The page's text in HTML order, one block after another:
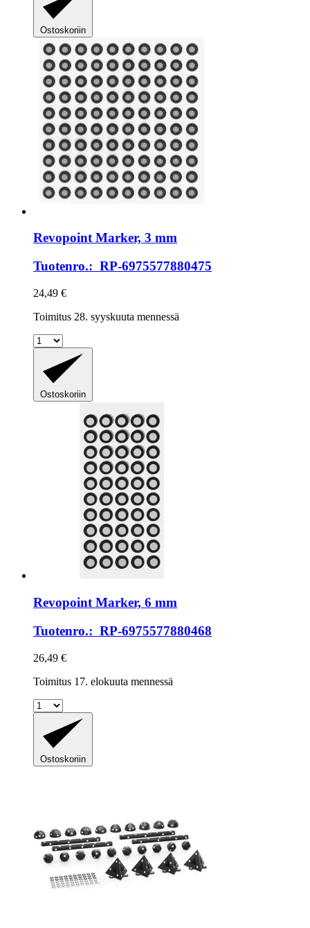
Ostoskoriin
RevopointMarker, 3 mm
Tuotenro.: RP-6975577880475
24,49 €
Toimitus 28. syyskuuta mennessä
Ostoskoriin
Revopoint Marker, 6 mm
Tuotenro.: RP-6975577880468
26,49 €
Toimitus 17. elokuuta mennessä
Ostoskoriin